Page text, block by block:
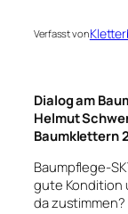
Verfasst von
Dialog am
Helmut
Baumklettern
Baumpflege-
gute Kondition
da zustimmen?